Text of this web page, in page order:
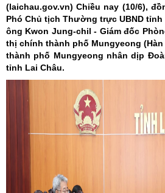
(laichau.gov.vn) Chiều nay (10/6),
Phó Chủ tịch Thường trực UBND
ông Kwon Jung-chil - Giám đốc
thị chính thành phố Mungyeong
thành phố Mungyeong nhân dịp
tỉnh Lai Châu.